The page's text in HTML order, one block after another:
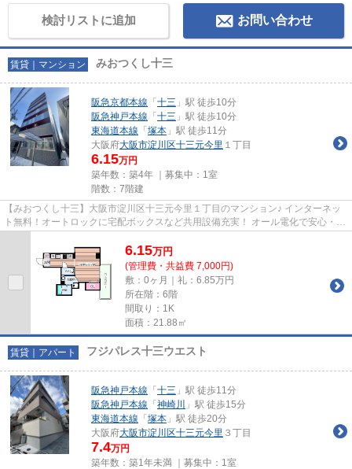
検討リストに追加 お問い合わせ
賃貸｜マンション みおつくし十三
阪急京都本線 「 十三 」駅 徒歩10分
阪急神戸本線 「 十三 」駅 徒歩10分
東海道本線 「 塚本 」駅 徒歩11分
大阪府大阪市淀川区十三元今里 １丁目
6.15万円
築年数：築4年 ｜募集中： 1室
階数：7階建
【みおつくし十三】大阪市淀川区十三元今里１丁目のマンション♪ インターネッ
ト無料！オートロックに宅配ボックスなど共用設備充実！ オール電化で安心・経
6.15万円
(管理費・共益費 7,000円)
敷：0ヶ月｜礼：6.85万円
所在階：6階
間取り：1K
面積：21.88㎡
賃貸｜アパート フジパレス十三ウエスト
阪急神戸本線 「 十三 」駅 徒歩11分
阪急神戸本線 「 神崎川
」駅 徒歩15分
東海道本線 「 塚本 」駅 徒歩20分
大阪府大阪市淀川区十三元今里 ３丁目
7.4万円
築年数：築1年未満 ｜募集中： 1室